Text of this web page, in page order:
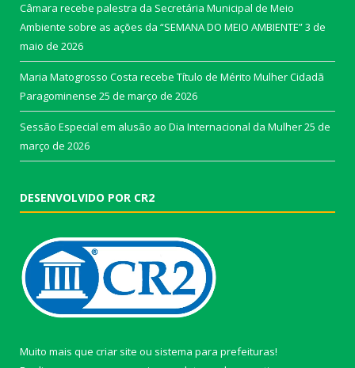
Câmara recebe palestra da Secretária Municipal de Meio
Ambiente sobre as ações da “SEMANA DO MEIO AMBIENTE”3 de
maio de 2026
Maria Matogrosso Costa recebe Título de Mérito Mulher Cidadã
Paragominense 25 de março de 2026
Sessão Especial em alusão ao Dia Internacional da Mulher25 de
março de 2026
DESENVOLVIDO POR CR2
Muito mais que criar site ou sistema para prefeituras!